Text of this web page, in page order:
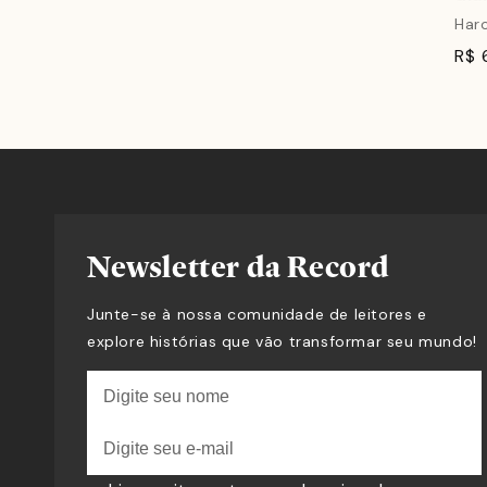
R$
Newsletter da Record
Junte-se à nossa comunidade de leitores e
explore histórias que vão transformar seu mundo!